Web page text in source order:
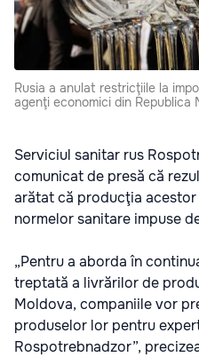
Rusia a anulat restricţiile la
agenţi economici din Republica
Serviciul sanitar rus
comunicat de presă că
arătat că producţia
normelor sanitare impuse
„Pentru a aborda în
treptată a livrărilor de
Moldova, companiile vor
produselor lor pentru
Rospotrebnadzor”,